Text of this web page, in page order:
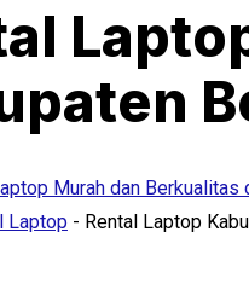
Murah dan Berkualitas
Laptop - Rental Laptop